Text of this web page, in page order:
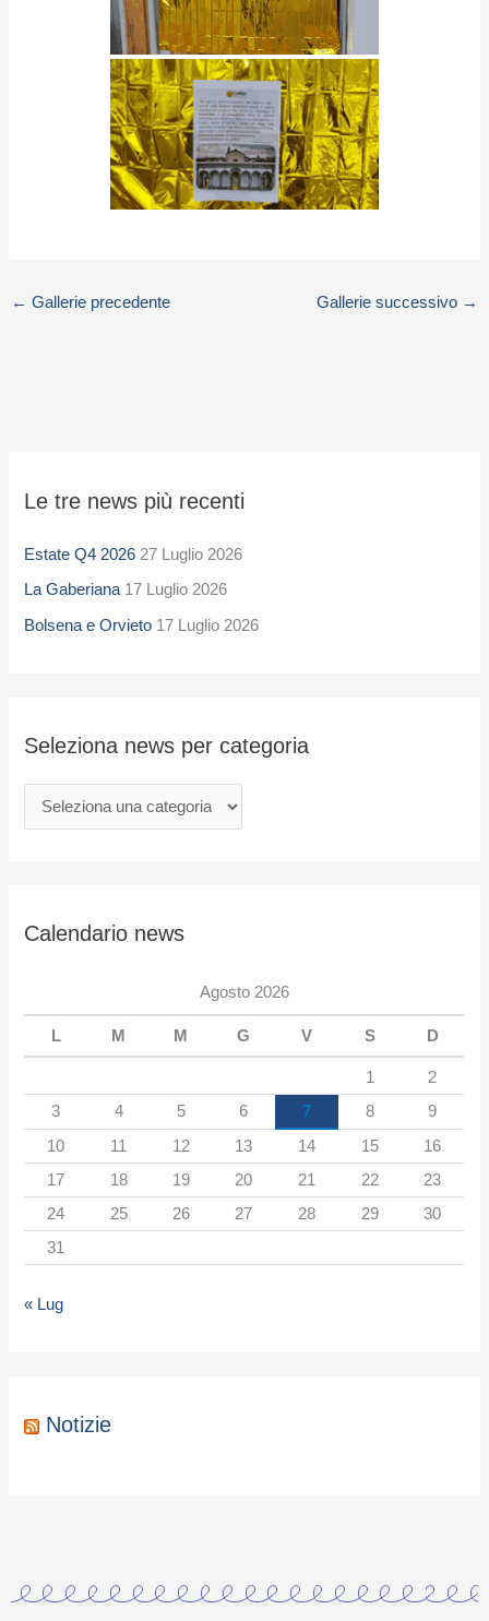
← Gallerie precedente Gallerie successivo →
Le tre news più recenti
Estate Q4 2026 27 Luglio 2026
La Gaberiana 17 Luglio 2026
Bolsena e Orvieto 17 Luglio 2026
Seleziona news per categoria
e
e
z
i
n
e
r
g
o
r
i
a
Calendario news
Agosto 2026
L M M G V S D
1
2
3
4 5 6 7 8
9
10
11 12 13 14 15
16
17
18 19 20 21 22
23
24
25 26 27 28 29
30
31
« Lug
Notizie